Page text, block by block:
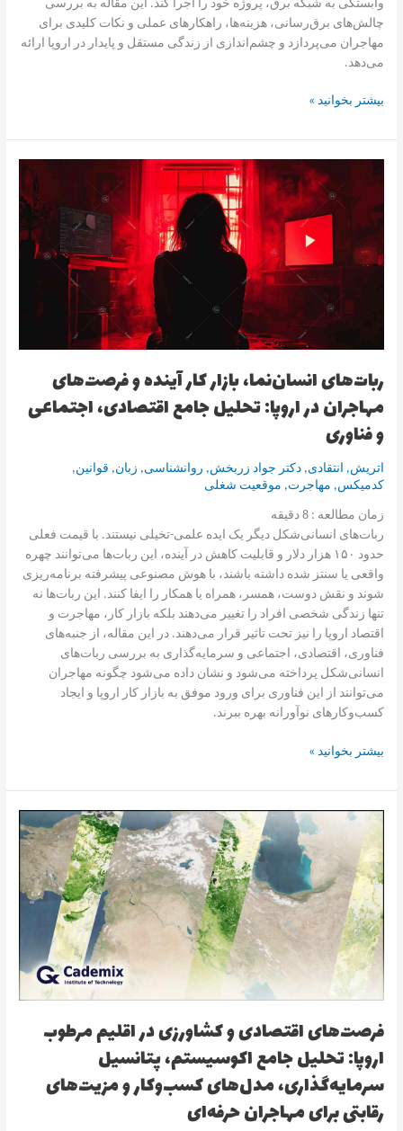
وابستگی به شبکه برق، پروژه خود را اجرا کند. این مقاله به بررسی
چالش‌های برق‌رسانی، هزینه‌ها، راهکارهای عملی و نکات کلیدی برای
مهاجران می‌پردازد و چشم‌اندازی از زندگی مستقل و پایدار در اروپا ارائه
می‌دهد.
بیشتر بخوانید »
ربات‌های انسان‌نما، بازار کار آینده و فرصت‌های
مهاجران در اروپا: تحلیل جامع اقتصادی، اجتماعی
و فناوری
اتریش, انتقادی,دکتر جواد زربخش, روانشناسی, زبان, قوانین,
کدمیکس, مهاجرت, موقعیت شغلی
زمان مطالعه :8 دقیقه
ربات‌های انسانی‌شکل دیگر یک ایده علمی-تخیلی نیستند. با قیمت فعلی
حدود ۱۵۰ هزار دلار و قابلیت کاهش در آینده، این ربات‌ها می‌توانند چهره
واقعی یا سنتز شده داشته باشند، با هوش مصنوعی پیشرفته برنامه‌ریزی
شوند و نقش دوست، همسر، همراه یا همکار را ایفا کنند. این ربات‌ها نه
تنها زندگی شخصی افراد را تغییر می‌دهند بلکه بازار کار، مهاجرت و
اقتصاد اروپا را نیز تحت تاثیر قرار می‌دهند. در این مقاله، از جنبه‌های
فناوری، اقتصادی، اجتماعی و سرمایه‌گذاری به بررسی ربات‌های
انسانی‌شکل پرداخته می‌شود و نشان داده می‌شود چگونه مهاجران
می‌توانند از این فناوری برای ورود موفق به بازار کار اروپا و ایجاد
کسب‌وکارهای نوآورانه بهره ببرند.
ربات‌های
انسان‌نما،
بازار
کار
آینده
و
فرصت‌های
جامع
اقتصادی،
اجتماعی
و
فناوری
بیشتر بخوانید »
فرصت‌های اقتصادی و کشاورزی در اقلیم مرطوب
اروپا: تحلیل جامع اکوسیستم، پتانسیل
سرمایه‌گذاری، مدل‌های کسب‌وکار و مزیت‌های
رقابتی برای مهاجران حرفه‌ای
فرصت‌های
کشاورزی
در
اقلیم
مرطوب
اروپا:
تحلیل
پتانسیل
سرمایه‌گذاری،
مدل‌های
کسب‌وکار
و